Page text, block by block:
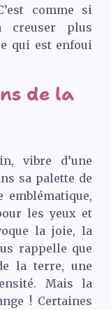
comme si
creuser plus
qui est enfoui
de la
vibre d’une
sa palette de
emblématique,
les yeux et
la joie, la
rappelle que
la terre, une
Mais la
! Certaines